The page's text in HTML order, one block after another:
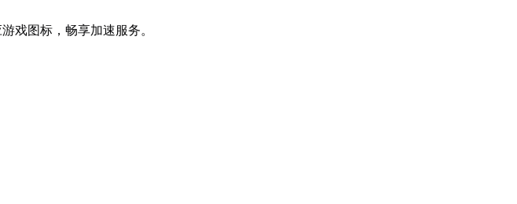
戏图标，畅享加速服务。